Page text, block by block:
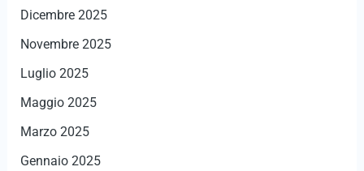
Dicembre 2025
Novembre 2025
Luglio 2025
Maggio 2025
Marzo 2025
Gennaio 2025